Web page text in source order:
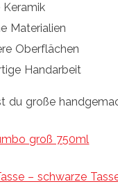
Keramik
Materialien
Oberflächen
Handarbeit
du große
groß 750ml
– schwarze